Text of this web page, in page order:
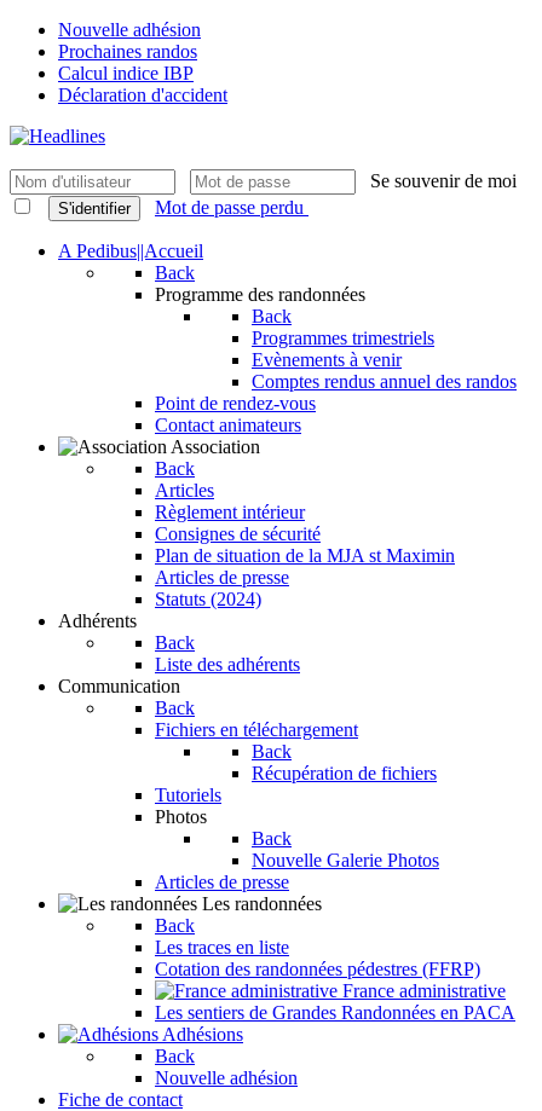
Nouvelle adhésion
Prochaines randos
Calcul indice IBP
Déclaration d'accident
Se souvenir de moi
S'identifier Mot de passe perdu
A Pedibus||Accueil
Back
Programme des randonnées
Back
Programmes trimestriels
Evènements à venir
Comptes rendus annuel des randos
Point de rendez-vous
Contact animateurs
Association
Back
Articles
Règlement intérieur
Consignes de sécurité
Plan de situation de la MJA st Maximin
Articles de presse
Statuts (2024)
Adhérents
Back
Liste des adhérents
Communication
Back
Fichiers en téléchargement
Back
Récupération de fichiers
Tutoriels
Photos
Back
Nouvelle Galerie Photos
Articles de presse
Les randonnées
Back
Les traces en liste
Cotation des randonnées pédestres (FFRP)
France administrative
Les sentiers de Grandes Randonnées en PACA
Adhésions
Back
Nouvelle adhésion
Fiche de contact